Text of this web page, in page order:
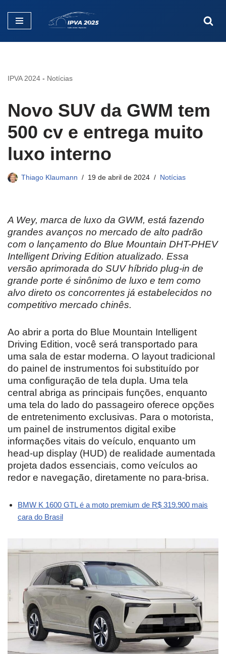
Pular
IPVA 2024 - Notícias
Novo SUV da GWM tem
500 cv e entrega muito
luxo interno
Thiago Klaumann 19 de abril de 2024 Notícias
A Wey, marca de luxo da GWM, está fazendo
grandes avanços no mercado de alto padrão
com o lançamento do Blue Mountain DHT-PHEV
Intelligent Driving Edition atualizado. Essa
versão aprimorada do SUV híbrido plug-in de
grande porte é sinônimo de luxo e tem como
alvo direto os concorrentes já estabelecidos no
competitivo mercado chinês.
Ao abrir a porta do Blue Mountain Intelligent
Driving Edition, você será transportado para
uma sala de estar moderna. O layout tradicional
do painel de instrumentos foi substituído por
uma configuração de tela dupla. Uma tela
central abriga as principais funções, enquanto
uma tela do lado do passageiro oferece opções
de entretenimento exclusivas. Para o motorista,
um painel de instrumentos digital exibe
informações vitais do veículo, enquanto um
head-up display (HUD) de realidade aumentada
projeta dados essenciais, como veículos ao
redor e navegação, diretamente no para-brisa.
BMW K 1600 GTL é a moto premium de R$ 319.900 mais
cara do Brasil